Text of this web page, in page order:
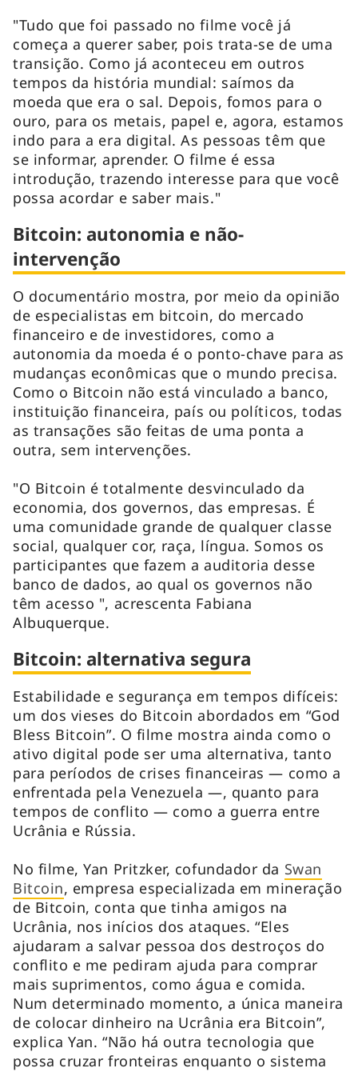
"Tudo que foi passado no filme você já
começa a querer saber, pois trata-se de uma
transição. Como já aconteceu em outros
tempos da história mundial: saímos da
moeda que era o sal. Depois, fomos para o
ouro, para os metais, papel e, agora, estamos
indo para a era digital. As pessoas têm que
se informar, aprender. O filme é essa
introdução, trazendo interesse para que você
possa acordar e saber mais."
Bitcoin: autonomia e não-
intervenção
O documentário mostra, por meio da opinião
de especialistas em bitcoin, do mercado
financeiro e de investidores, como a
autonomia da moeda é o ponto-chave para as
mudanças econômicas que o mundo precisa.
Como o Bitcoin não está vinculado a banco,
instituição financeira, país ou políticos, todas
as transações são feitas de uma ponta a
outra, sem intervenções.
"O Bitcoin é totalmente desvinculado da
economia, dos governos, das empresas. É
uma comunidade grande de qualquer classe
social, qualquer cor, raça, língua. Somos os
participantes que fazem a auditoria desse
banco de dados, ao qual os governos não
têm acesso ", acrescenta Fabiana
Albuquerque.
Bitcoin: alternativa segura
Estabilidade e segurança em tempos difíceis:
um dos vieses do Bitcoin abordados em “God
Bless Bitcoin”. O filme mostra ainda como o
ativo digital pode ser uma alternativa, tanto
para períodos de crises financeiras — como a
enfrentada pela Venezuela —, quanto para
tempos de conflito — como a guerra entre
Ucrânia e Rússia.
No filme, Yan Pritzker, cofundador da Swan
Bitcoin, empresa especializada em mineração
de Bitcoin, conta que tinha amigos na
Ucrânia, nos inícios dos ataques. “Eles
ajudaram a salvar pessoa dos destroços do
conflito e me pediram ajuda para comprar
mais suprimentos, como água e comida.
Num determinado momento, a única maneira
de colocar dinheiro na Ucrânia era Bitcoin”,
explica Yan. “Não há outra tecnologia que
possa cruzar fronteiras enquanto o sistema